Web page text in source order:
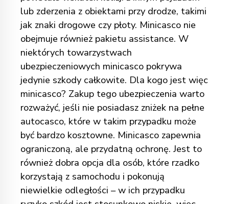
lub zderzenia z obiektami przy drodze, takimi
jak znaki drogowe czy płoty. Minicasco nie
obejmuje również pakietu assistance. W
niektórych towarzystwach
ubezpieczeniowych minicasco pokrywa
jedynie szkody całkowite. Dla kogo jest więc
minicasco? Zakup tego ubezpieczenia warto
rozważyć, jeśli nie posiadasz zniżek na pełne
autocasco, które w takim przypadku może
być bardzo kosztowne. Minicasco zapewnia
ograniczoną, ale przydatną ochronę. Jest to
również dobra opcja dla osób, które rzadko
korzystają z samochodu i pokonują
niewielkie odległości – w ich przypadku